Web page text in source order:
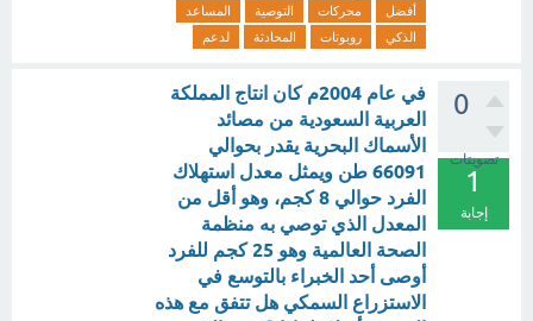
أفضل
محركات التوصية
المساعد
الذكي
روبوتات المحادثة لدعم
0
تصويتات
1
إجابة
في عام 2004م كان انتاج المملكة
العربية السعودية من مصائد
الأسماك البحرية يقدر بحوالي
66091 طن ويمثل معدل استهلاك
الفرد حوالي 8 كجم، وهو أقل من
المعدل الذي توصي به منظمة
الصحة العالمية وهو 25 كجم للفرد
أوصى أحد الخبراء بالتوسع في
الاستزراع السمكي هل تتفق مع هذه